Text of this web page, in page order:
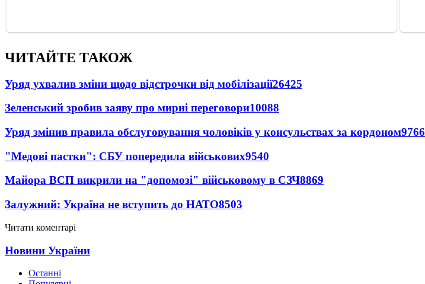
ЧИТАЙТЕ ТАКОЖ
Уряд ухвалив зміни щодо відстрочки від мобілізації26425
Зеленський зробив заяву про мирні переговори10088
Уряд змінив правила обслуговування чоловіків у консульствах за кордоном9766
"Медові пастки": СБУ попередила військових9540
Майора ВСП викрили на "допомозі" військовому в СЗЧ8869
Залужний: Україна не вступить до НАТО8503
Читати коментарі
Новини України
Останні